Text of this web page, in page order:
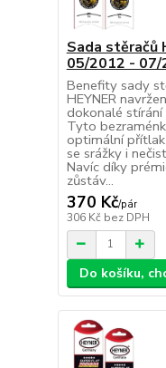
Sada stěračů
05/2012 - 07/
Benefity sady
HEYNER
dokonalé stírání
Tyto
optimální
se srážky i
Navíc díky
zůstáv...
370 Kč/pár
306 Kč bez DPH
Do košíku,